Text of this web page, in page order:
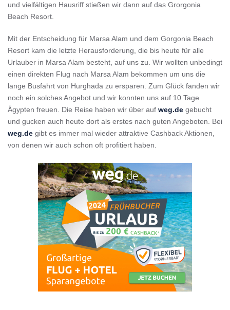
und vielfältigen Hausriff stießen wir dann auf das Grorgonia
Beach Resort.
Mit der Entscheidung für Marsa Alam und dem Gorgonia Beach
Resort kam die letzte Herausforderung, die bis heute für alle
Urlauber in Marsa Alam besteht, auf uns zu. Wir wollten unbedingt
einen direkten Flug nach Marsa Alam bekommen um uns die
lange Busfahrt von Hurghada zu ersparen. Zum Glück fanden wir
noch ein solches Angebot und wir konnten uns auf 10 Tage
Ägypten freuen. Die Reise haben wir über auf weg.de gebucht
und gucken auch heute dort als erstes nach guten Angeboten. Bei
weg.de gibt es immer mal wieder attraktive Cashback Aktionen,
von denen wir auch schon oft profitiert haben.